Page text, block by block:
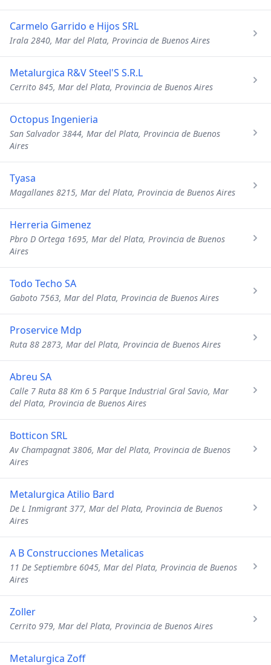
Carmelo Garrido e Hijos SRL
Irala 2840, Mar del Plata, Provincia de Buenos Aires
Metalurgica R&V Steel'S S.R.L
Cerrito 845, Mar del Plata, Provincia de Buenos Aires
Octopus Ingenieria
San Salvador 3844, Mar del Plata, Provincia de Buenos
Aires
Tyasa
Magallanes 8215, Mar del Plata, Provincia de Buenos Aires
Herreria Gimenez
Pbro D Ortega 1695, Mar del Plata, Provincia de Buenos
Aires
Todo Techo SA
Gaboto 7563, Mar del Plata, Provincia de Buenos Aires
Proservice Mdp
Ruta 88 2873, Mar del Plata, Provincia de Buenos Aires
Abreu SA
Calle 7 Ruta 88 Km 6 5 Parque Industrial Gral Savio, Mar
del Plata, Provincia de Buenos Aires
Botticon SRL
Av Champagnat 3806, Mar del Plata, Provincia de Buenos
Aires
Metalurgica Atilio Bard
De L Inmigrant 377, Mar del Plata, Provincia de Buenos
Aires
A B Construcciones Metalicas
11 De Septiembre 6045, Mar del Plata, Provincia de Buenos
Aires
Zoller
Cerrito 979, Mar del Plata, Provincia de Buenos Aires
Metalurgica Zoff